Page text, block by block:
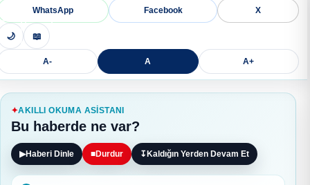
WhatsApp Facebook X
🌙 📖
A- A A+
AKILLI OKUMA ASISTANI
Bu haberde ne var?
▶Haberi Dinle ■Durdur ↧ Kaldığın Yerden Devam Et